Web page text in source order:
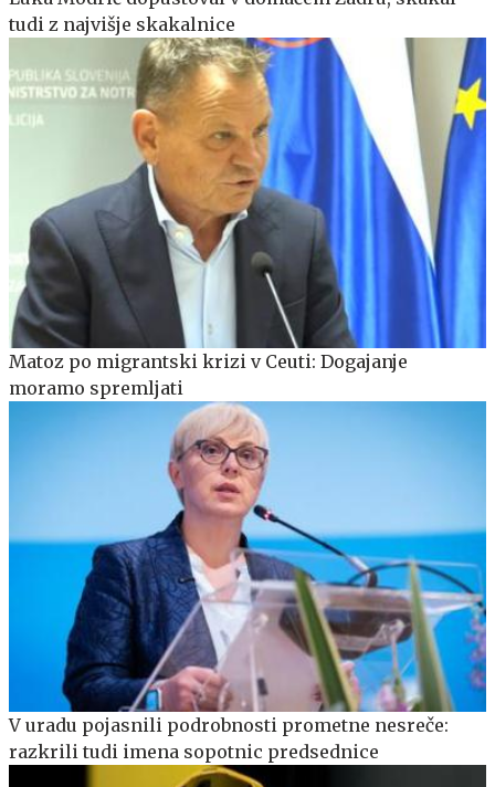
tudi z najvišje skakalnice
Matoz po migrantski krizi v Ceuti: Dogajanje
moramo spremljati
V uradu pojasnili podrobnosti prometne nesreče:
razkrili tudi imena sopotnic predsednice